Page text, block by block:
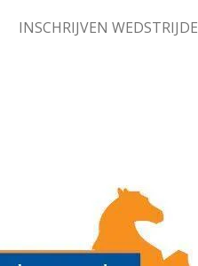
INSCHRIJVEN